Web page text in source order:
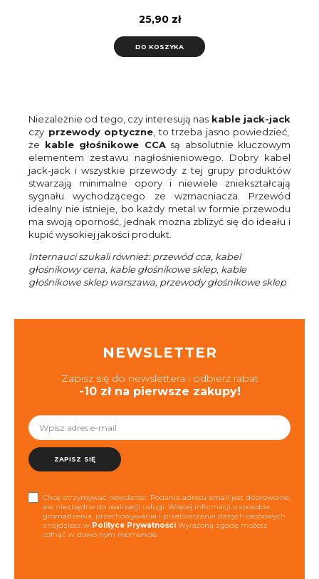
25,90 zł
DO KOSZYKA
Niezależnie od tego, czy interesują nas kable jack-jack
czy przewody optyczne, to trzeba jasno powiedzieć,
że kable głośnikowe CCAsą absolutnie kluczowym
elementem zestawu nagłośnieniowego. Dobry kabel
jack-jack i wszystkie przewody z tej grupy produktów
stwarzają minimalne opory i niewiele zniekształcają
sygnału wychodzącego ze wzmacniacza. Przewód
idealny nie istnieje, bo każdy metal w formie przewodu
ma swoją oporność, jednak można zbliżyć się do ideału i
kupić wysokiej jakości produkt.
Internauci szukali również: przewód cca, kabel
głośnikowy cena, kable głośnikowe sklep, kable
głośnikowe sklep warszawa, przewody głośnikowe sklep
NEWSLETTER
Zapisz się do newslettera i odbierz rabat
-10 zł na pierwsze zakupy!
ZAPISZ SIĘ
Chcę otrzymywać newsletter. Podanie adresu email jest dobrowolne,
ale niezbędne do realizacji usługi. Więcej informacji o sposobie
gromadzenia, przechowywania i przetwarzania danych osobowych
znajdziesz w Polityce Prywatności Wyrażoną zgodę możesz
cofnąć w dowolnym momencie.